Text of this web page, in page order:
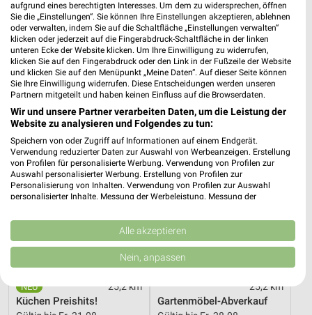
25,2 km
Wohnenpreishits
Gültig bis Fr. 14.08.
25,2 km
Angebote ab 08.08.
Gültig bis Fr. 14.08.
XXXLutz
25,2 km
Küchen Preishits!
XXXLutz
25,2 km
Gartenmöbel-Abverkauf
aufgrund eines berechtigten Interesses. Um dem zu widersprechen, öffnen
Sie die „Einstellungen“. Sie können Ihre Einstellungen akzeptieren, ablehnen
oder verwalten, indem Sie auf die Schaltfläche „Einstellungen verwalten“
klicken oder jederzeit auf die Fingerabdruck-Schaltfläche in der linken
unteren Ecke der Website klicken. Um Ihre Einwilligung zu widerrufen,
klicken Sie auf den Fingerabdruck oder den Link in der Fußzeile der Website
und klicken Sie auf den Menüpunkt „Meine Daten“. Auf dieser Seite können
Sie Ihre Einwilligung widerrufen. Diese Entscheidungen werden unseren
Partnern mitgeteilt und haben keinen Einfluss auf die Browserdaten.
Wir und unsere Partner verarbeiten Daten, um die Leistung der
Website zu analysieren und Folgendes zu tun:
Speichern von oder Zugriff auf Informationen auf einem Endgerät.
Verwendung reduzierter Daten zur Auswahl von Werbeanzeigen. Erstellung
von Profilen für personalisierte Werbung. Verwendung von Profilen zur
Auswahl personalisierter Werbung. Erstellung von Profilen zur
Personalisierung von Inhalten. Verwendung von Profilen zur Auswahl
personalisierter Inhalte. Messung der Werbeleistung. Messung der
Kombinationen von Daten aus verschiedenen Quellen. Entwicklung und
Verbesserung der Angebote. Verwendung reduzierter Daten zur Auswahl
von Inhalten.
Daten können außerhalb der Europäischen Union weitergegeben und in die
USA gesendet werden.
Website/App.
Partnerliste anzeigen (1 IAB-Anbieter)
Alle akzeptieren
Nein, anpassen